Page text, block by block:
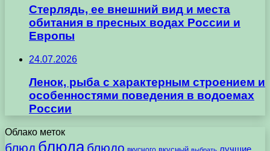
Стерлядь, ее внешний вид и места
обитания в пресных водах России и
Европы
24.07.2026
Ленок, рыба с характерным строением и
особенностями поведения в водоемах
России
Облако меток
блюд блюда блюдо
лучшие